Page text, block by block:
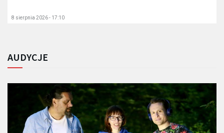
8 sierpnia 2026 - 17:10
AUDYCJE